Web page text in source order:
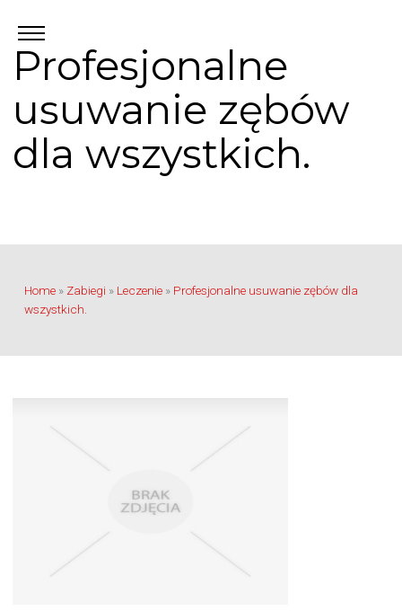
Profesjonalne
usuwanie zębów
dla wszystkich.
Home » Zabiegi » Leczenie » Profesjonalne usuwanie zębów dla
wszystkich.